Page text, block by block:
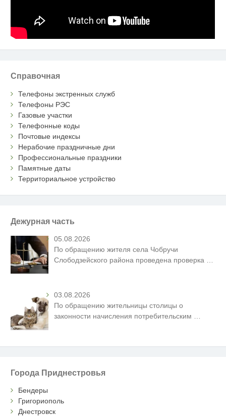
Справочная
Телефоны экстренных служб
Телефоны РЭС
Газовые участки
Телефонные коды
Почтовые индексы
Нерабочие праздничные дни
Профессиональные праздники
Памятные даты
Территориальное устройство
Дежурная часть
05.08.2026
По обращению жителя села Чобручи
Слободзейского района проведена проверка
03.08.2026
По обращению жительницы столицы о
законности начисления потребительским …
Города Приднестровья
Бендеры
Григориополь
Днестровск